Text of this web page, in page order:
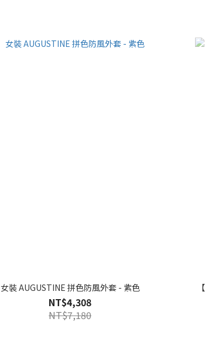
女裝 AUGUSTINE 拼色防風外套 - 紫色
NT$4,308
NT$7,180